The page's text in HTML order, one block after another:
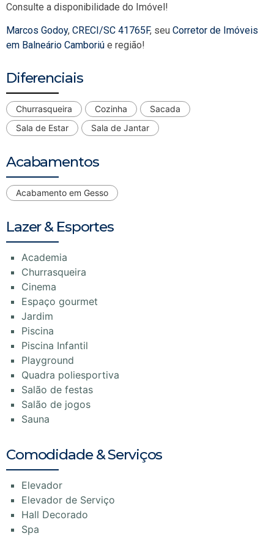
Consulte a disponibilidade do Imóvel!
Marcos Godoy, CRECI/SC 41765F, seu Corretor de Imóveis
em Balneário Camboriú e região!
Diferenciais
Churrasqueira Cozinha
Sacada
Sala de Estar
Sala de Jantar
Acabamentos
Acabamento em Gesso
Lazer & Esportes
Academia
Churrasqueira
Cinema
Espaço gourmet
Jardim
Piscina
Piscina Infantil
Playground
Quadra poliesportiva
Salão de festas
Salão de jogos
Sauna
Comodidade & Serviços
Elevador
Elevador de Serviço
Hall Decorado
Spa